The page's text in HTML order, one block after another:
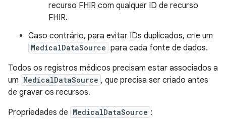
recurso FHIR com qualquer ID de recurso
FHIR.
Caso contrário, para evitar IDs duplicados, crie um
MedicalDataSource para cada fonte de dados.
Todos os registros médicos precisam estar associados a
um MedicalDataSource , que precisa ser criado antes
de gravar os recursos.
Propriedades de MedicalDataSource :